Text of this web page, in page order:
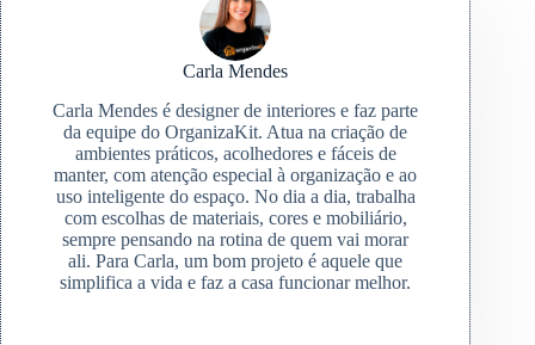
Carla Mendes
Carla Mendes é designer de interiores e faz parte
da equipe do OrganizaKit. Atua na criação de
ambientes práticos, acolhedores e fáceis de
manter, com atenção especial à organização e ao
uso inteligente do espaço. No dia a dia, trabalha
com escolhas de materiais, cores e mobiliário,
sempre pensando na rotina de quem vai morar
ali. Para Carla, um bom projeto é aquele que
simplifica a vida e faz a casa funcionar melhor.